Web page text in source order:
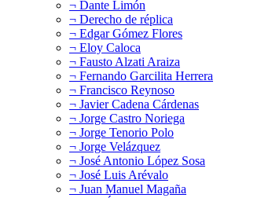
¬ Dante Limón
¬ Derecho de réplica
¬ Edgar Gómez Flores
¬ Eloy Caloca
¬ Fausto Alzati Araiza
¬ Fernando Garcilita Herrera
¬ Francisco Reynoso
¬ Javier Cadena Cárdenas
¬ Jorge Castro Noriega
¬ Jorge Tenorio Polo
¬ Jorge Velázquez
¬ José Antonio López Sosa
¬ José Luis Arévalo
¬ Juan Manuel Magaña